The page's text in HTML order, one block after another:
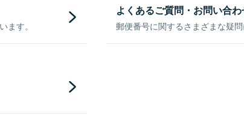
ます。
よくあるご質問・お問い合
郵便番号に関するさまざまな疑問